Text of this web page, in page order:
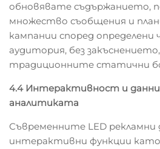
обновявате съдържанието,
множество съобщения и
кампании според определени
аудитория, без
традиционните статични
4.4 Интерактивност и
аналитиката
Съвременните LED
интерактивни функции